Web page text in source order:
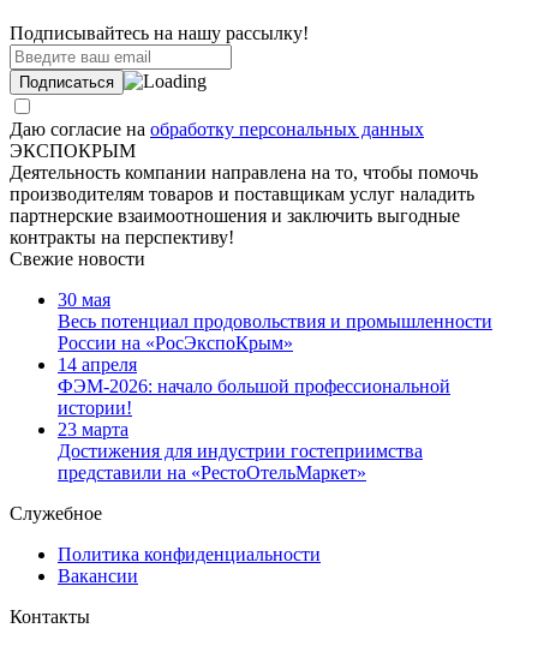
Подписывайтесь на нашу рассылку!
Даю согласие на обработку персональных данных
ЭКСПОКРЫМ
Деятельность компании направлена на то, чтобы помочь
производителям товаров и поставщикам услуг наладить
партнерские взаимоотношения и заключить выгодные
контракты на перспективу!
Свежие новости
30 мая
Весь потенциал продовольствия и промышленности
России на «РосЭкспоКрым»
14 апреля
ФЭМ-2026: начало большой профессиональной
истории!
23 марта
Достижения для индустрии гостеприимства
представили на «РестоОтельМаркет»
Служебное
Политика конфиденциальности
Вакансии
Контакты